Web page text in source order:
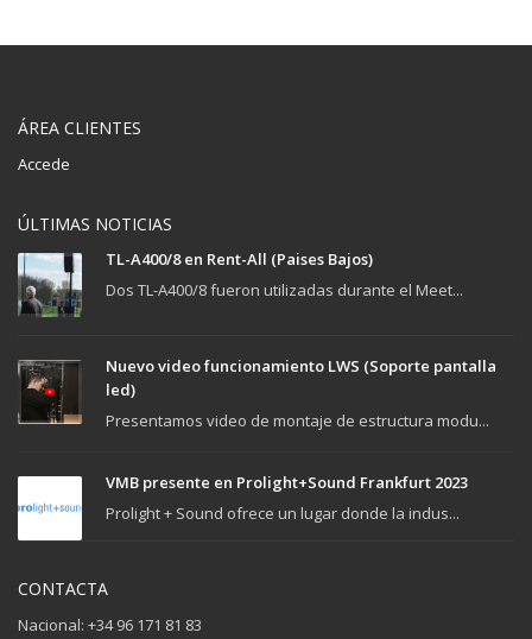
ÁREA CLIENTES
Accede
ÚLTIMAS NOTICIAS
TL-A400/8 en Rent-All (Paises Bajos)
Dos TL-A400/8 fueron utilizadas durante el Meet...
Nuevo video funcionamiento LWS (Soporte pantalla
led)
Presentamos video de montaje de estructura modu...
VMB presente en Prolight+Sound Frankfurt 2023
Prolight + Sound ofrece un lugar donde la indus...
CONTACTA
Nacional: +34 96 171 81 83